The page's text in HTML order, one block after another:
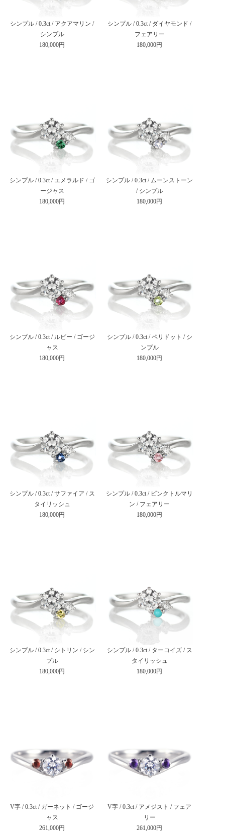
シンプル / 0.3ct / アクアマリン /
シンプル
180,000円
シンプル / 0.3ct / ダイヤモンド /
フェアリー
180,000円
シンプル / 0.3ct / エメラルド / ゴ
ージャス
180,000円
シンプル / 0.3ct / ムーンストーン
/ シンプル
180,000円
シンプル / 0.3ct / ルビー / ゴージ
ャス
180,000円
シンプル / 0.3ct / ペリドット / シ
ンプル
180,000円
シンプル / 0.3ct / サファイア / ス
タイリッシュ
180,000円
シンプル / 0.3ct / ピンクトルマリ
ン / フェアリー
180,000円
シンプル / 0.3ct / シトリン / シン
プル
180,000円
シンプル / 0.3ct / ターコイズ / ス
タイリッシュ
180,000円
V字 / 0.3ct / ガーネット / ゴージ
ャス
261,000円
V字 / 0.3ct / アメジスト / フェア
リー
261,000円